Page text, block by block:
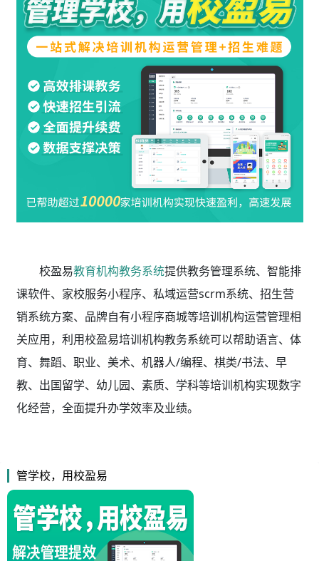
校盈易教育机构教务系统提供教务管理系统、智能排
课软件、家校服务小程序、私域运营scrm系统、招生营
销系统方案、品牌自有小程序商城等培训机构运营管理相
关应用，利用校盈易培训机构教务系统可以帮助语言、体
育、舞蹈、职业、美术、机器人/编程、棋类/书法、早
教、出国留学、幼儿园、素质、学科等培训机构实现数字
化经营，全面提升办学效率及业绩。
管学校，用校盈易